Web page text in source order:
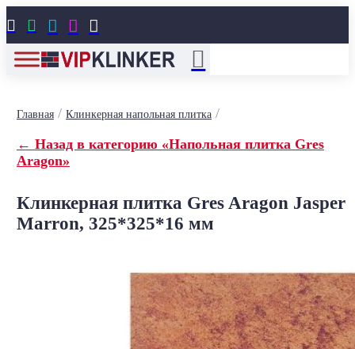
    
Главная/ Клинкерная напольная плитка/
← Назад в категорию «Напольная плитка Gres
Aragon»
Клинкерная плитка Gres Aragon Jasper
Marron, 325*325*16 мм